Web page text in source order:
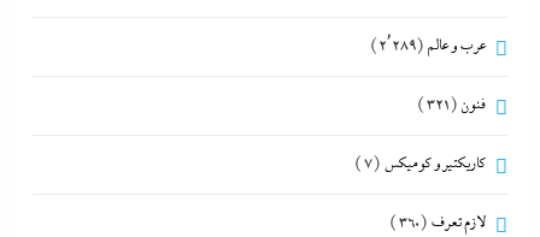
عرب و عالم (2٬289)
فنون (321)
كاريكتير و كوميكس (7)
لازم تعرف (360)